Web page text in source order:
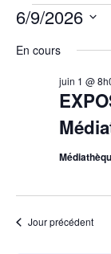
9
6/9/2026
une
En cours
juin 1 @
Jour précédent